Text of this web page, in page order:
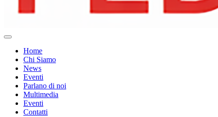
Home
Chi Siamo
News
Eventi
Parlano di noi
Multimedia
Eventi
Contatti